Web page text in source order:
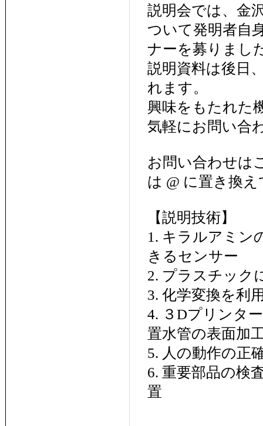
説明会では、金
ついて発明者自
ナーを募りまし
説明資料は後日
れます。
興味をもたれた
気軽にお問い合
お問い合わせ
は @ に置き換
【説明技術】
1. キラルアミン
きるセンサー
2. プラスチック
3. 化学変換を利
4. ３Dプリンタ
置水管の表面加
5. 人の動作の正
6. 重要部品の検
置